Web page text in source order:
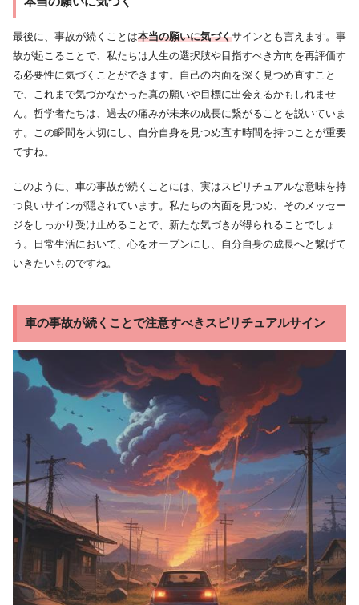
最後に、事故が続くことは本当の願いに気づくサインとも言えます。事
故が起こることで、私たちは人生の選択肢や目指すべき方向を再評価す
る必要性に気づくことができます。自己の内面を深く見つめ直すこと
で、これまで気づかなかった真の願いや目標に出会えるかもしれませ
ん。哲学者たちは、過去の痛みが未来の成長に繋がることを説いていま
す。この瞬間を大切にし、自分自身を見つめ直す時間を持つことが重要
ですね。
このように、車の事故が続くことには、実はスピリチュアルな意味を持
つ良いサインが隠されています。私たちの内面を見つめ、そのメッセー
ジをしっかり受け止めることで、新たな気づきが得られることでしょ
う。日常生活において、心をオープンにし、自分自身の成長へと繋げて
いきたいものですね。
車の事故が続くことで注意すべきスピリチュアルサイン